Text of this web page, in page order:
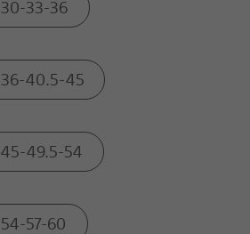
30-33-36
36-40.5-45
45-49.5-54
54-57-60